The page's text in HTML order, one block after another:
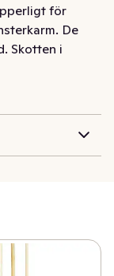
för
De
Skotten i